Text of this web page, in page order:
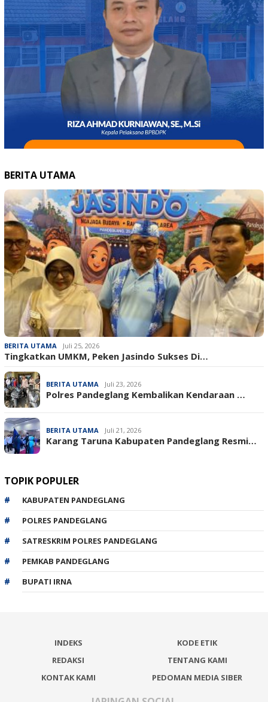
BERITA UTAMA
BERITA UTAMA Juli 25, 2026
Tingkatkan UMKM, Peken Jasindo Sukses Di…
BERITA UTAMA Juli 23, 2026
‎Polres Pandeglang Kembalikan Kendaraan …
BERITA UTAMA Juli 21, 2026
Karang Taruna Kabupaten Pandeglang Resmi…
TOPIK POPULER
KABUPATEN PANDEGLANG
POLRES PANDEGLANG
SATRESKRIM POLRES PANDEGLANG
PEMKAB PANDEGLANG
BUPATI IRNA
INDEKS
KODE ETIK
REDAKSI
TENTANG KAMI
KONTAK KAMI
PEDOMAN MEDIA SIBER